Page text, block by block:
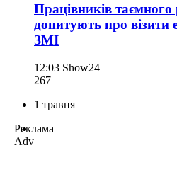
Працівників
допитують про
ЗМІ
12:03 Show24
267
1 травня
Реклама
Adv